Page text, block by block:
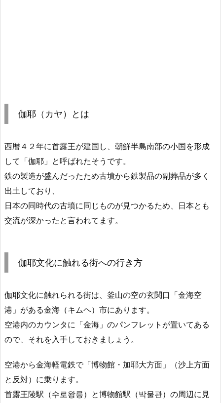
伽耶（カヤ）とは
西暦４２年に首露王が建国し、朝鮮半島南部の小国を形成
して「伽耶」と呼ばれたそうです。
鉄の製造が盛んだったため古墳から鉄製品の副葬品が多く
出土しており、
日本の同時代の古墳に同じものが見つかるため、日本とも
交流が深かったと言われてます。
伽耶文化に触れる街への行き方
伽耶文化に触れられる街は、釜山の空の玄関口「金海空
港」がある金海（キムヘ）市にあります。
空港内のカウンタに「金海」のパンフレットが置いてある
ので、それを入手しておきましょう。
空港から金海軽電鉄で「博物館・加耶大方面」（沙上方面
と反対）に乗ります。
首露王陵駅（수로왕릉）と博物館駅（박물관）の周辺に見